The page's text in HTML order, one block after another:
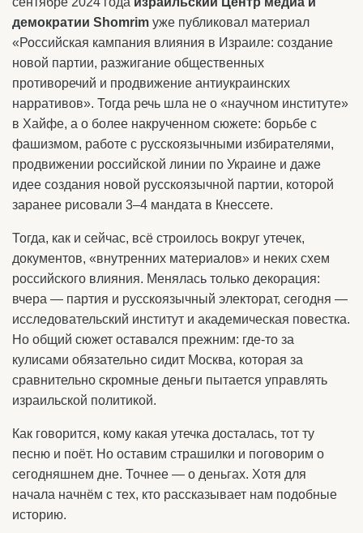
демократии Shomrim уже публиковал материал
«Российская кампания влияния в Израиле: создание
новой партии, разжигание общественных
противоречий и продвижение антиукраинских
нарративов». Тогда речь шла не о «научном институте»
в Хайфе, а о более накрученном сюжете: борьбе с
фашизмом, работе с русскоязычными избирателями,
продвижении российской линии по Украине и даже
идее создания новой русскоязычной партии, которой
заранее рисовали 3–4 мандата в Кнессете.
Тогда, как и сейчас, всё строилось вокруг утечек,
документов, «внутренних материалов» и неких схем
российского влияния. Менялась только декорация:
вчера — партия и русскоязычный электорат, сегодня —
исследовательский институт и академическая повестка.
Но общий сюжет оставался прежним: где-то за
кулисами обязательно сидит Москва, которая за
сравнительно скромные деньги пытается управлять
израильской политикой.
Как говорится, кому какая утечка досталась, тот ту
песню и поёт. Но оставим страшилки и поговорим о
сегодняшнем дне. Точнее — о деньгах. Хотя для
начала начнём с тех, кто рассказывает нам подобные
историю.